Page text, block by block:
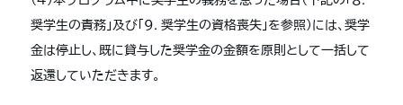
奨学生の責務」及び「９. 奨学生の資格喪失」を参照）には、奨学
金は停止し、既に貸与した奨学金の金額を原則として一括して
返還していただきます。